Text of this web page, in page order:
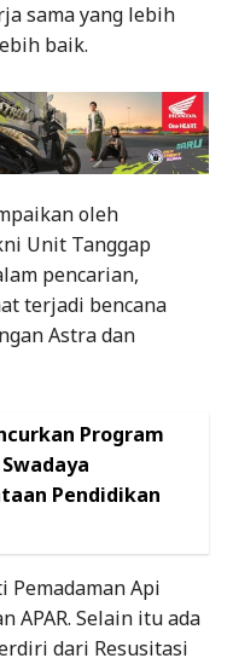
sama yang lebih
baik.
oleh
Unit Tanggap
pencarian,
terjadi bencana
Astra dan
Program
Pendidikan
Api
APAR. Selain itu ada
dari Resusitasi